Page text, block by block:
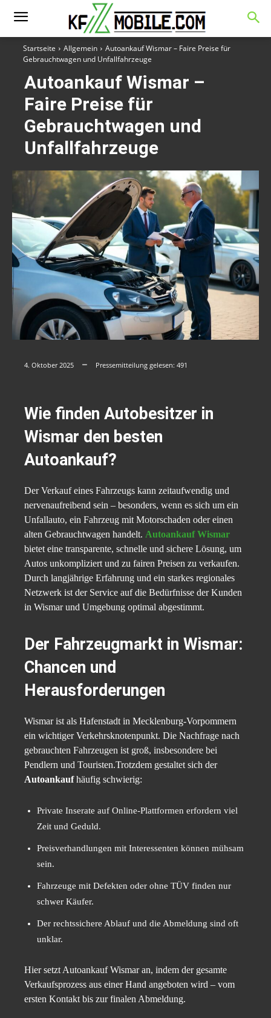
Startseite Allgemein
Autoankauf Wismar – Faire Preise für
Gebrauchtwagen und Unfallfahrzeuge
Autoankauf Wismar –
Faire Preise für
Gebrauchtwagen und
Unfallfahrzeuge
4. Oktober 2025 Pressemitteilung gelesen: 491
Wie finden Autobesitzer in
Wismar den besten
Autoankauf?
Der Verkauf eines Fahrzeugs kann zeitaufwendig und
nervenaufreibend sein – besonders, wenn es sich um ein
Unfallauto, ein Fahrzeug mit Motorschaden oder einen
alten Gebrauchtwagen handelt. Autoankauf Wismar
bietet eine transparente, schnelle und sichere Lösung, um
Autos unkompliziert und zu fairen Preisen zu verkaufen.
Durch langjährige Erfahrung und ein starkes regionales
Netzwerk ist der Service auf die Bedürfnisse der Kunden
in Wismar und Umgebung optimal abgestimmt.
Der Fahrzeugmarkt in Wismar:
Chancen und
Herausforderungen
Wismar ist als Hafenstadt in Mecklenburg-Vorpommern
ein wichtiger Verkehrsknotenpunkt. Die Nachfrage nach
gebrauchten Fahrzeugen ist groß, insbesondere bei
Pendlern und Touristen.Trotzdem gestaltet sich der
Autoankaufhäufig schwierig:
Private Inserate auf Online-Plattformen erfordern viel
Zeit und Geduld.
Preisverhandlungen mit Interessenten können mühsam
sein.
Fahrzeuge mit Defekten oder ohne TÜV finden nur
schwer Käufer.
Der rechtssichere Ablauf und die Abmeldung sind oft
unklar.
Hier setzt Autoankauf Wismar an, indem der gesamte
Verkaufsprozess aus einer Hand angeboten wird – vom
ersten Kontakt bis zur finalen Abmeldung.